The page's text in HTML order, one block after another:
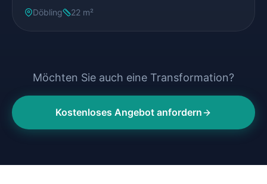
Döbling 22 m²
Möchten Sie auch eine Transformation?
Kostenloses Angebot anfordern